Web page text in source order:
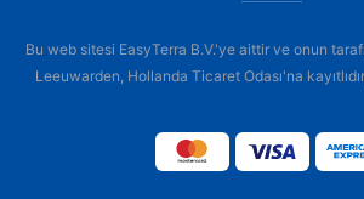
Bu web sitesi EasyTerra B.V.'ye aittir ve onun
Leeuwarden, Hollanda Ticaret Odası'na